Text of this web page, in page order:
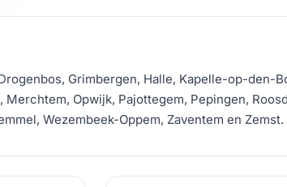
Grimbergen, Halle, Kapelle-op-den-
Opwijk, Pajottegem, Pepingen,
Wezembeek-Oppem, Zaventem en Zemst.